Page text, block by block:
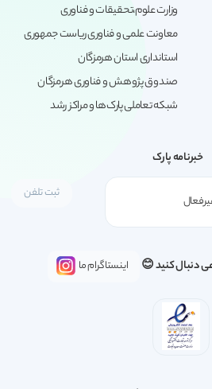
وزارت علوم،تحقیقات و فناوری
معاونت علمی و فناوری ریاست جمهوری
استانداری استان هرمزگان
صندوق پژوهش و فناوری هرمزگان
شبکه تعاملی پارک‌ها و مراکز رشد
خبرنامه پارک
دنبال کنید 😊 اینستاگرام ما